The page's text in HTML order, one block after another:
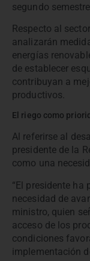
segundo
Respecto al
analizarán
energías
de establecer
contribuyan a
productivos.
El riego como
Al referirse al
presidente de la
como una
“El presidente
necesidad de
ministro, quien
acceso de los
condiciones
implementación